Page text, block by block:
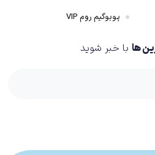
پوبوگیم روم VIP
ها با خبر شوید